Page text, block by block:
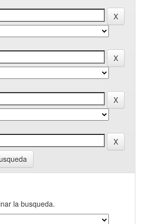
la busqueda.